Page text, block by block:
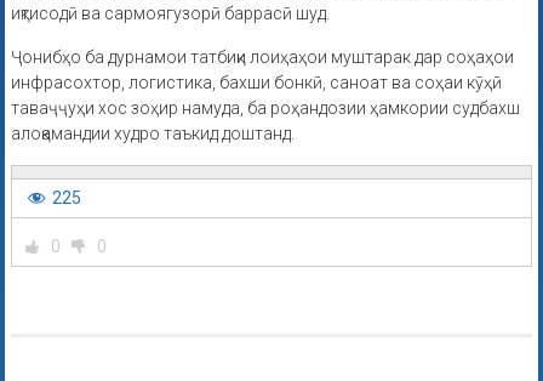
иқтисодӣ ва сармоягузорӣ баррасӣ шуд.
Ҷонибҳо ба дурнамои татбиқи лоиҳаҳои муштарак дар соҳаҳои
инфрасохтор, логистика, бахши бонкӣ, саноат ва соҳаи кӯҳӣ
таваҷҷуҳи хос зоҳир намуда, ба роҳандозии ҳамкории судбахш
алоқамандии худро таъкид доштанд.
225
0 0